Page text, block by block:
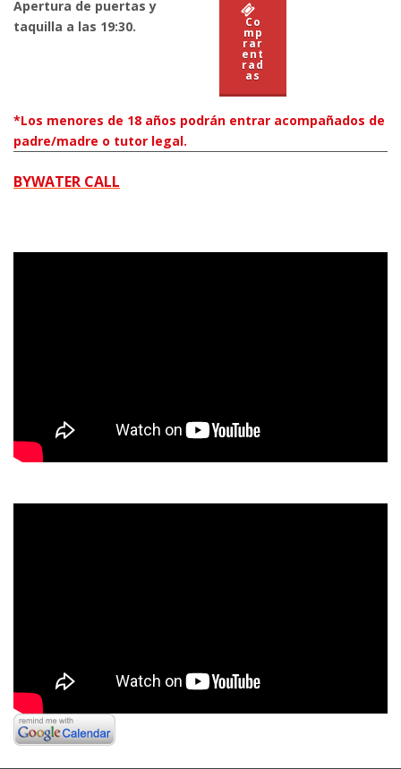
Apertura de puertas y
taquilla a las 19:30.
Co
mp
rar
ent
rad
as
*Los menores de 18 años podrán entrar acompañados de
padre/madre o tutor legal.
BYWATER CALL